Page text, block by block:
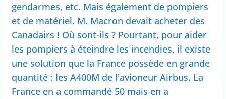
gendarmes, etc. Mais également de pompiers
et de matériel. M. Macron devait acheter des
Canadairs ! Où sont-ils ? Pourtant, pour aider
les pompiers à éteindre les incendies, il existe
une solution que la France possède en grande
quantité : les A400M de l'avioneur Airbus. La
France en a commandé 50 mais en a